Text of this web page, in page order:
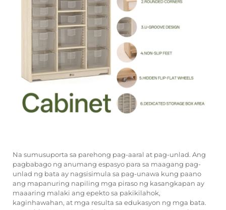
Na sumusuporta sa parehong pag-aaral at pag-unlad. Ang
pagbabago ng anumang espasyo para sa maagang pag-
unlad ng bata ay nagsisimula sa pag-unawa kung paano
ang mapanuring napiling mga piraso ng kasangkapan ay
maaaring malaki ang epekto sa pakikilahok,
kaginhawahan, at mga resulta sa edukasyon ng mga bata.